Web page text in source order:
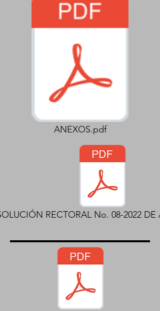
ANEXOS.pdf
RECTORAL No. 08-2022 DE